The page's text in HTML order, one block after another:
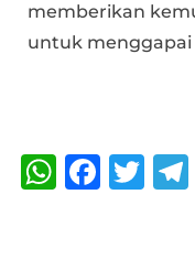
memberikan
untuk menggapai
W F
T